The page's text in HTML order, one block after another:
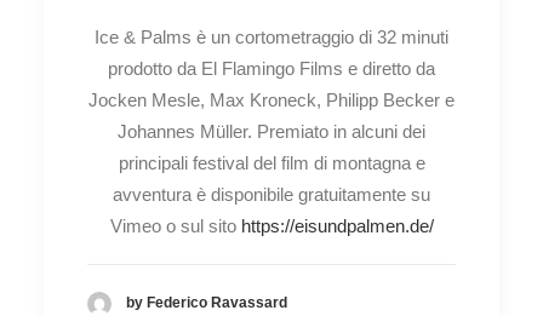
Ice & Palms è un cortometraggio di 32 minuti
prodotto da El Flamingo Films e diretto da
Jocken Mesle, Max Kroneck, Philipp Becker e
Johannes Müller. Premiato in alcuni dei
principali festival del film di montagna e
avventura è disponibile gratuitamente su
Vimeo o sul sitohttps://eisundpalmen.de/
by Federico Ravassard